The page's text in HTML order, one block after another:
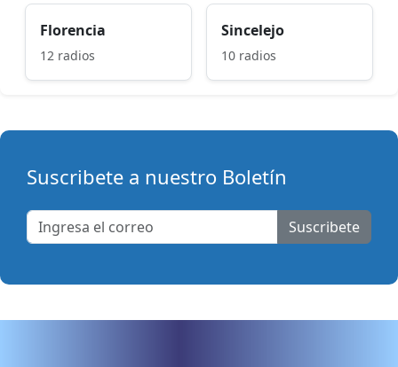
Florencia
12 radios
Sincelejo
10 radios
Suscribete a nuestro Boletín
Suscribete